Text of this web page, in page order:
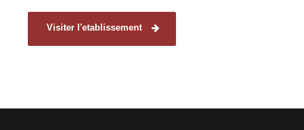
Visiter l'etablissement